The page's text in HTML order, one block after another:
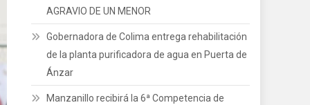
AGRAVIO DE UN MENOR
Gobernadora de Colima entrega rehabilitación
de la planta purificadora de agua en Puerta de
Ánzar
Manzanillo recibirá la 6ª Competencia de